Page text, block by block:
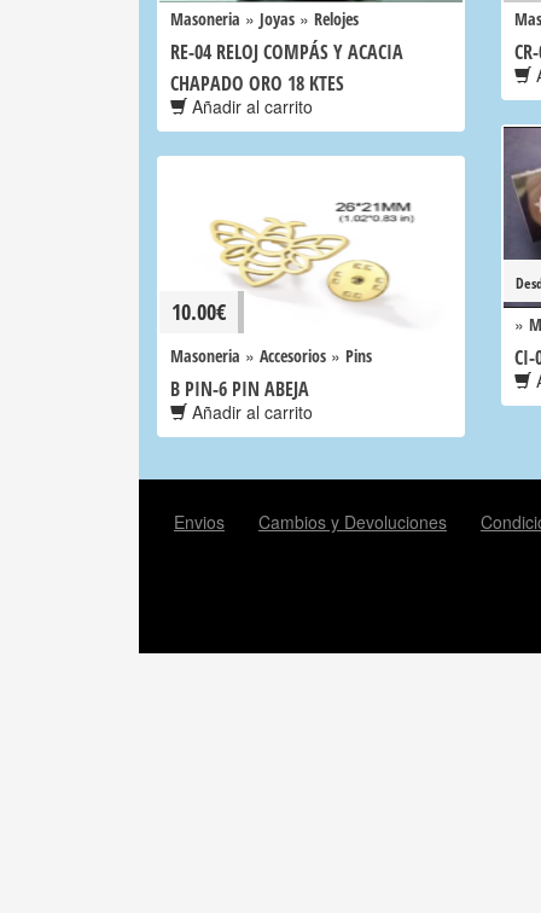
Masoneria » Joyas » Relojes
RE-04 RELOJ COMPÁS Y ACACIA
CHAPADO ORO 18 KTES
Añadir al carrito
»
CI-
10.00€
Masoneria » Accesorios » Pins
B PIN-6 PIN ABEJA
Añadir al carrito
Envios Cambios y Devoluciones